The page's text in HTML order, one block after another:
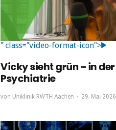
" class="video-format-icon">
Vicky sieht grün – in der
Psychiatrie
von Uniklinik RWTH Aachen 29. Mai 2026